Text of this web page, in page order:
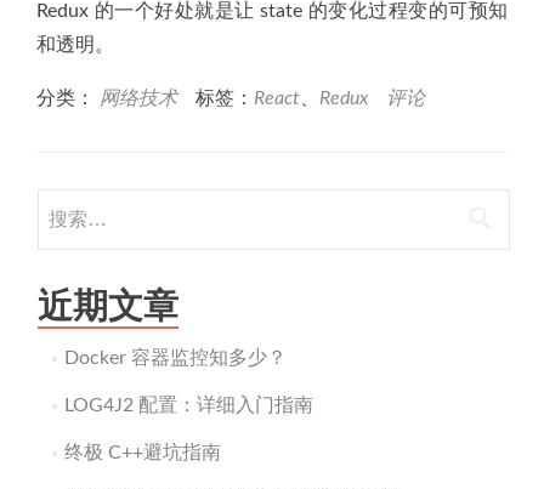
Redux 的一个好处就是让 state 的变化过程变的可预知
和透明。
分类： 网络技术 标签： React Redux 评论
索：
近期文章
Docker 容器监控知多少？
LOG4J2 配置：详细入门指南
终极 C++避坑指南